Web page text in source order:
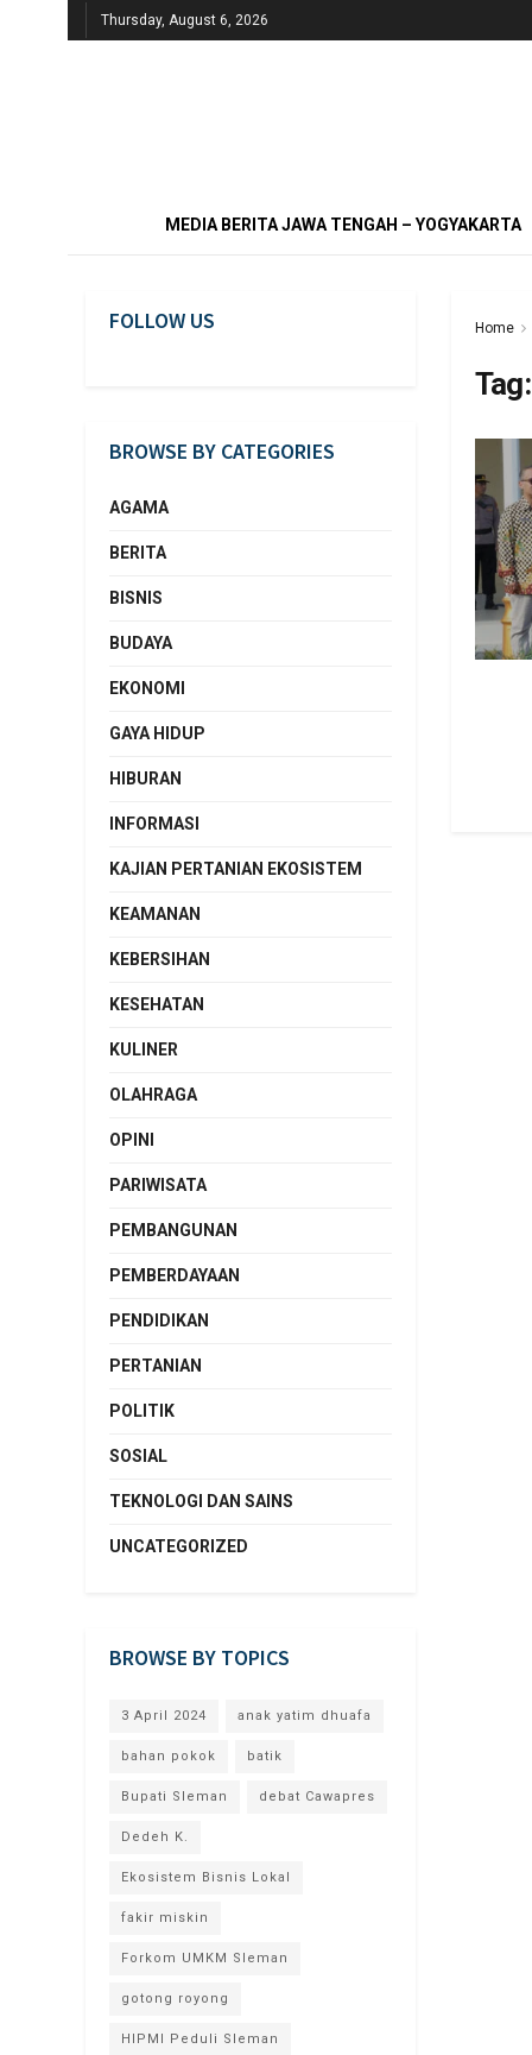
Thursday, August 6, 2026
MEDIA BERITA JAWA TENGAH – YOGYAKARTA
Home
Tag:
FOLLOW US
BROWSE BY CATEGORIES
AGAMA
BERITA
BISNIS
BUDAYA
EKONOMI
GAYA HIDUP
HIBURAN
INFORMASI
KAJIAN PERTANIAN EKOSISTEM
KEAMANAN
KEBERSIHAN
KESEHATAN
KULINER
OLAHRAGA
OPINI
PARIWISATA
PEMBANGUNAN
PEMBERDAYAAN
PENDIDIKAN
PERTANIAN
POLITIK
SOSIAL
TEKNOLOGI DAN SAINS
UNCATEGORIZED
BROWSE BY TOPICS
3 April 2024 anak yatim dhuafa
bahan pokok batik
Bupati Sleman debat Cawapres
Dedeh K.
Ekosistem Bisnis Lokal
fakir miskin
Forkom UMKM Sleman
gotong royong
HIPMI Peduli Sleman